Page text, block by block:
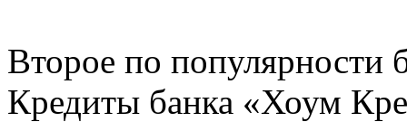
Второе по популярности
Кредиты банка «Хоум